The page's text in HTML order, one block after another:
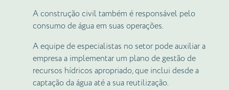
A construção civil também é responsável pelo
consumo de água em suas operações.
A equipe de especialistas no setor pode auxiliar a
empresa a implementar um plano de gestão de
recursos hídricos apropriado, que inclui desde a
captação da água até a sua reutilização.